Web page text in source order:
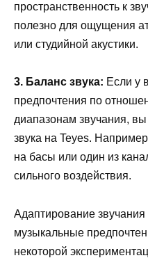
пространственность к
полезно для ощущения
или студийной акустики.
3. Баланс звука: Если у
предпочтения по
диапазонам звучания,
звука на Teyes.
на басы или один из
сильного воздействия.
Адаптирование
музыкальные
некоторой